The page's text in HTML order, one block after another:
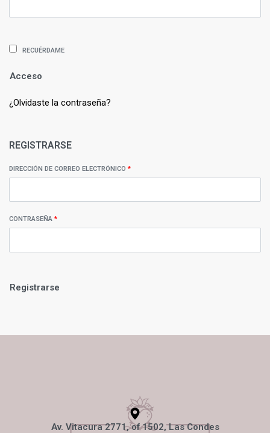
RECUÉRDAME
Acceso
¿Olvidaste la contraseña?
REGISTRARSE
DIRECCIÓN DE CORREO ELECTRÓNICO *
CONTRASEÑA *
Registrarse
Av. Vitacura 2771, of 1502, Las Condes